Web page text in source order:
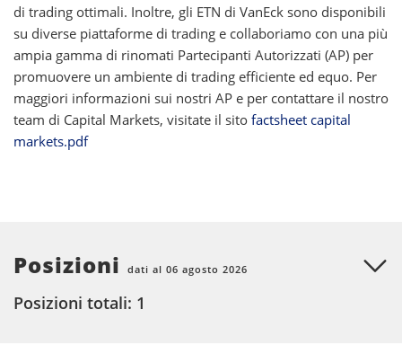
di trading ottimali. Inoltre, gli ETN di VanEck sono disponibili
su diverse piattaforme di trading e collaboriamo con una più
ampia gamma di rinomati Partecipanti Autorizzati (AP) per
promuovere un ambiente di trading efficiente ed equo. Per
maggiori informazioni sui nostri AP e per contattare il nostro
team di Capital Markets, visitate il sito factsheet capital
markets.pdf
Posizioni dati al 06 agosto 2026
Posizioni totali: 1